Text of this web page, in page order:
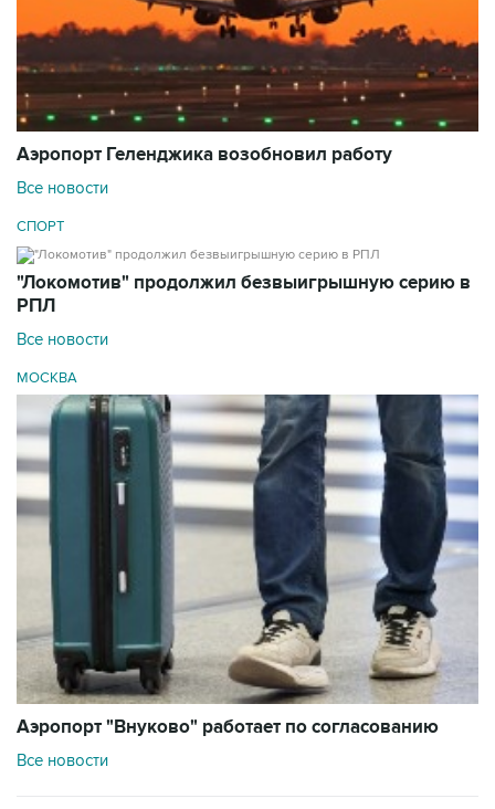
Аэропорт Геленджика возобновил работу
Все новости
СПОРТ
"Локомотив" продолжил безвыигрышную серию в
РПЛ
Все новости
МОСКВА
Аэропорт "Внуково" работает по согласованию
Все новости